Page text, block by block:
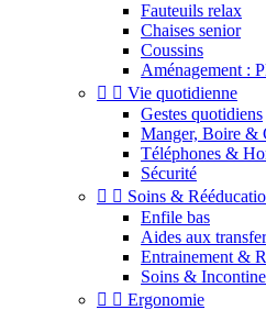
Fauteuils relax
Chaises senior
Coussins
Aménagement :
  Vie quotidienne
Gestes quotidiens
Manger, Boire &
Téléphones &
Sécurité
  Soins &
Enfile bas
Aides aux
Entrainement &
Soins &
  Ergonomie